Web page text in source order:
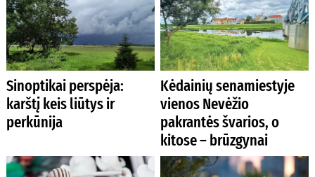
Sinoptikai perspėja:
karštį keis liūtys ir
perkūnija
Kėdainių senamiestyje
vienos Nevėžio
pakrantės švarios, o
kitose – brūzgynai